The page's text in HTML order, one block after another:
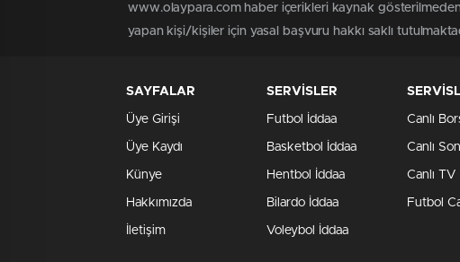
www.olaypara.com haber içerikleri kaynak gösterilmeden
yapan kişi/kişiler için yasal başvuru hakkı saklı
SAYFALAR
Üye Girişi
Üye Kaydı
Künye
Hakkımızda
İletişim
SERVİSLER
Futbol İddaa
Basketbol İddaa
Hentbol İddaa
Bilardo İddaa
Voleybol İddaa
Canlı
Canlı
Canlı TV
Futbol